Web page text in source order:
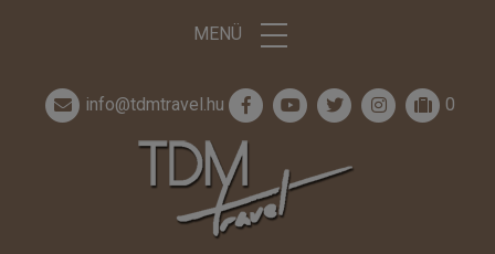
MENÜ
info@tdmtravel.hu 0